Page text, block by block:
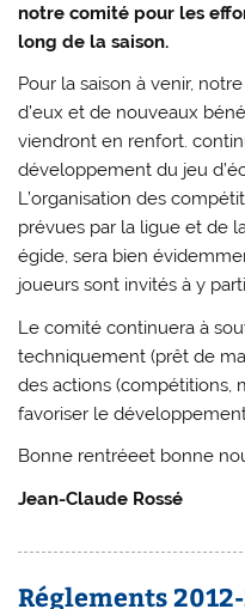
notre comité pour les
long de la saison.
Pour la saison à venir,
d’eux et de nouveaux
viendront en renfort.
développement du jeu
L’organisation des
prévues par la ligue et de
égide, sera bien
joueurs sont invités à y
Le comité continuera à
techniquement (prêt de
des actions (compétitions,
favoriser le
Bonne rentréeet bonne
Jean-Claude Rossé
Réglements